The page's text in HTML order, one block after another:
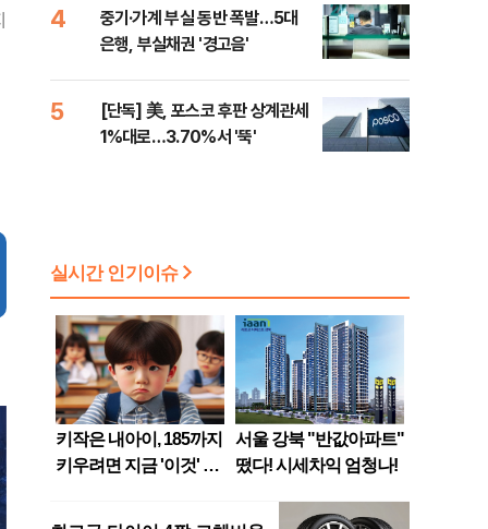
4
중기·가계 부실 동반 폭발…5대
은행, 부실채권 '경고음'
5
[단독] 美, 포스코 후판 상계관세
1%대로…3.70%서 '뚝'